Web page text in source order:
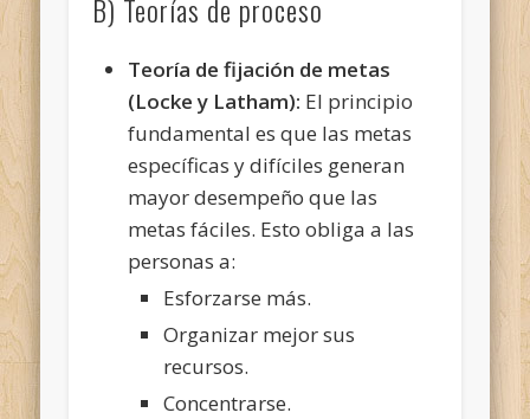
B) Teorías de proceso
Teoría de fijación de metas
(Locke y Latham): El principio
fundamental es que las metas
específicas y difíciles generan
mayor desempeño que las
metas fáciles. Esto obliga a las
personas a:
Esforzarse más.
Organizar mejor sus
recursos.
Concentrarse.